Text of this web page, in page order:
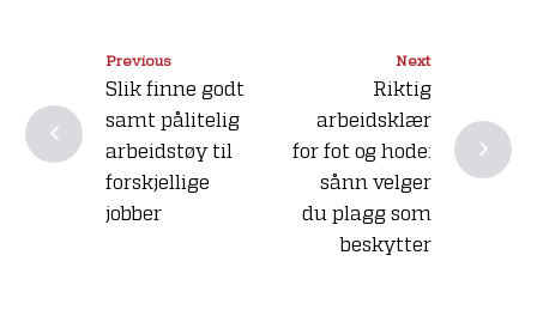
Previous
Slik finne godt
samt pålitelig
arbeidstøy til
forskjellige
jobber
Next
Riktig
arbeidsklær
for fot og hode:
sånn velger
du plagg som
beskytter